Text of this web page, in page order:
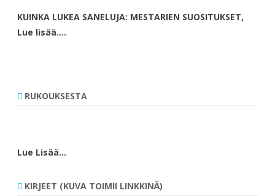
KUINKA LUKEA SANELUJA: MESTARIEN SUOSITUKSET,
Lue lisää….
RUKOUKSESTA
Lue Lisää…
KIRJEET (KUVA TOIMII LINKKINÄ)